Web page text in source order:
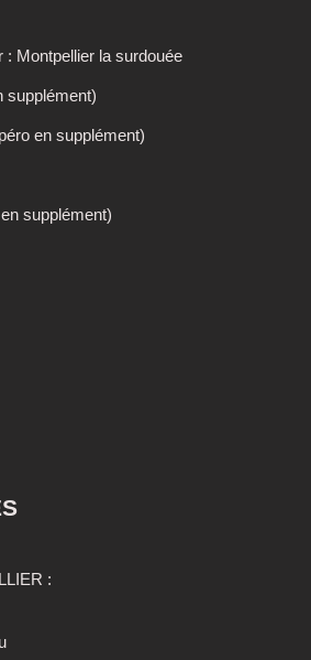
Montpellier la surdouée
supplément)
en supplément)
supplément)
: